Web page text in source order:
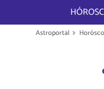
Astroportal